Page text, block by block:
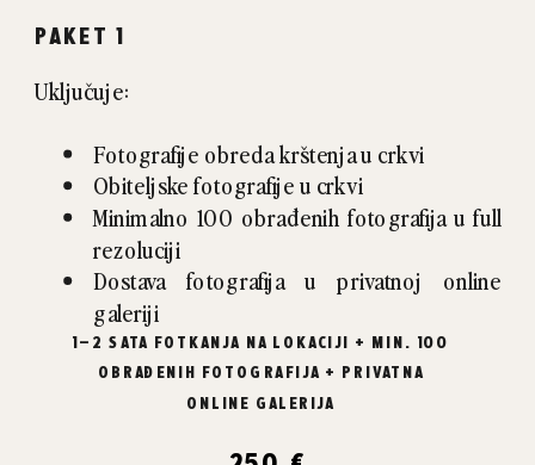
PAKET 1
1–2 SATA FOTKANJA NA LOKACIJI + MIN. 100
OBRAĐENIH FOTOGRAFIJA + PRIVATNA
ONLINE GALERIJA
Uključuje:
Fotografije obreda krštenja u crkvi
Obiteljske fotografije u crkvi
Minimalno 100 obrađenih fotografija u full
rezoluciji
Dostava fotografija u privatnoj online
galeriji